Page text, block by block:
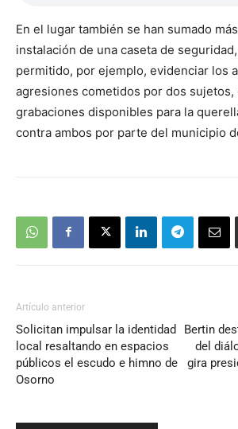
En el lugar también se han sumado
instalación de una caseta de
permitido, por ejemplo, evidenciar los
agresiones cometidos por dos sujetos,
grabaciones disponibles para la
contra ambos por parte del municipio
Artículo anterior
Solicitan impulsar la identidad
local resaltando en espacios
públicos el escudo e himno de
Osorno
Bertin
del
gira